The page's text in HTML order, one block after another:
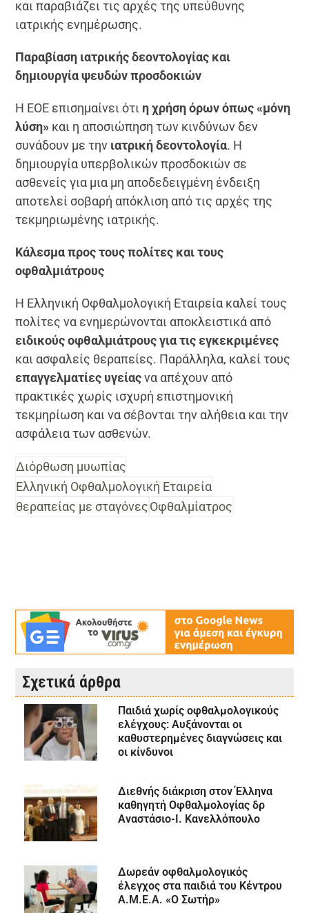
και παραβιάζει τις αρχές της υπεύθυνης
ιατρικής ενημέρωσης.
Παραβίαση ιατρικής δεοντολογίας και
δημιουργία ψευδών προσδοκιών
Η ΕΟΕ επισημαίνει ότι η χρήση όρων όπως «μόνη
λύση» και η αποσιώπηση των κινδύνων δεν
συνάδουν με την ιατρική δεοντολογία. Η
δημιουργία υπερβολικών προσδοκιών σε
ασθενείς για μια μη αποδεδειγμένη ένδειξη
αποτελεί σοβαρή απόκλιση από τις αρχές της
τεκμηριωμένης ιατρικής.
Κάλεσμα προς τους πολίτες και τους
οφθαλμιάτρους
Η Ελληνική Οφθαλμολογική Εταιρεία καλεί τους
πολίτες να ενημερώνονται αποκλειστικά από
ειδικούς οφθαλμιάτρους για τις εγκεκριμένες
και ασφαλείς θεραπείες. Παράλληλα, καλεί τους
επαγγελματίες υγείαςνα απέχουν από
πρακτικές χωρίς ισχυρή επιστημονική
τεκμηρίωση και να σέβονται την αλήθεια και την
ασφάλεια των ασθενών.
Διόρθωση μυωπίας
Ελληνική Οφθαλμολογική Εταιρεία
θεραπείας με σταγόνεςΟφθαλμίατρος
Σχετικά άρθρα
Παιδιά χωρίς οφθαλμολογικούς
ελέγχους: Αυξάνονται οι
καθυστερημένες διαγνώσεις και
οι κίνδυνοι
Διεθνής διάκριση στον Έλληνα
καθηγητή Οφθαλμολογίας δρ
Αναστάσιο-Ι. Κανελλόπουλο
Δωρεάν οφθαλμολογικός
έλεγχος στα παιδιά του Κέντρου
Α.Μ.E.Α. «Ο Σωτήρ»